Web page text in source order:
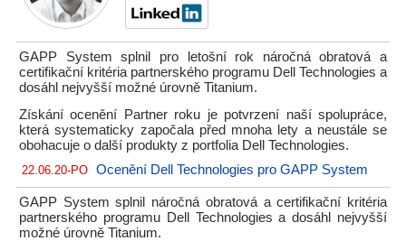
GAPP System splnil pro letošní rok náročná obratová a
certifikační kritéria partnerského programu Dell Technologies a
dosáhl nejvyšší možné úrovně Titanium.
Získání ocenění Partner roku je potvrzení naší spolupráce,
která systematicky započala před mnoha lety a neustále se
obohacuje o další produkty z portfolia Dell Technologies.
22.06.20-PO Ocenění Dell Technologies pro GAPP System
GAPP System splnil náročná obratová a certifikační kritéria
partnerského programu Dell Technologies a dosáhl nejvyšší
možné úrovně Titanium.